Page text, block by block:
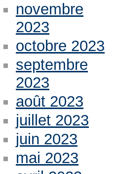
novembre
2023
octobre 2023
septembre
2023
août 2023
juillet 2023
juin 2023
mai 2023